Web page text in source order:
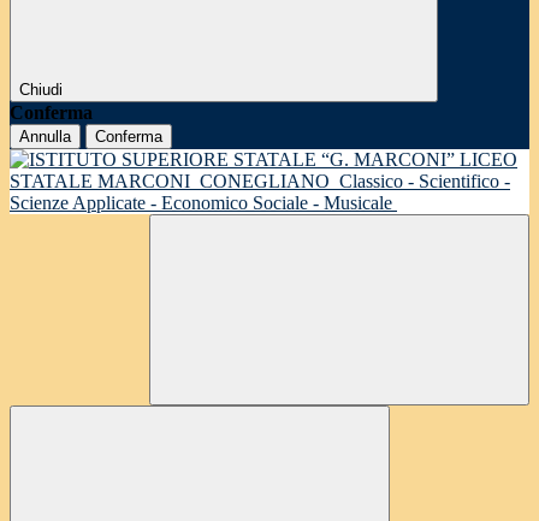
Chiudi
Conferma
Annulla Conferma
LICEO
STATALE MARCONI CONEGLIANO Classico - Scientifico -
Scienze Applicate - Economico Sociale - Musicale